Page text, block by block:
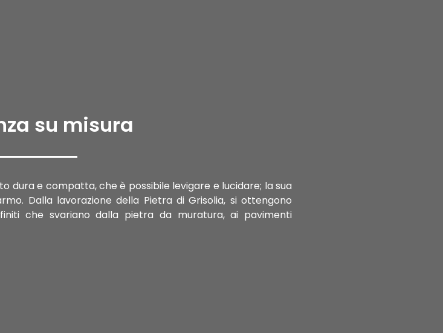
su misura
dura e compatta, che è possibile levigare e lucidare; la sua
Dalla lavorazione della Pietra di Grisolia, si ottengono
che svariano dalla pietra da muratura, ai pavimenti